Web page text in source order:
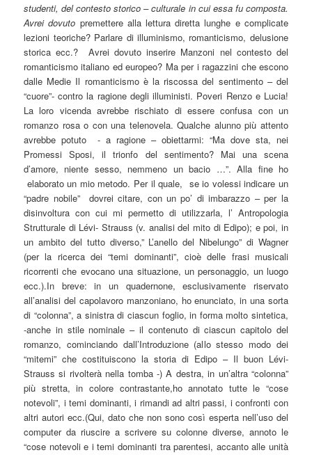
studenti, del contesto storico – culturale in cui essa fu composta.
Avrei dovuto premettere alla lettura diretta lunghe e complicate
lezioni teoriche? Parlare di illuminismo, romanticismo, delusione
storica ecc.? Avrei dovuto inserire Manzoni nel contesto del
romanticismo italiano ed europeo? Ma per i ragazzini che escono
dalle Medie Il romanticismo è la riscossa del sentimento – del
“cuore”- contro la ragione degli illuministi. Poveri Renzo e Lucia!
La loro vicenda avrebbe rischiato di essere confusa con un
romanzo rosa o con una telenovela. Qualche alunno più attento
avrebbe potuto - a ragione – obiettarmi: “Ma dove sta, nei
Promessi Sposi, il trionfo del sentimento? Mai una scena
d’amore, niente sesso, nemmeno un bacio …”. Alla fine ho
elaborato un mio metodo. Per il quale, se io volessi indicare un
“padre nobile” dovrei citare, con un po’ di imbarazzo – per la
disinvoltura con cui mi permetto di utilizzarla, l’ Antropologia
Strutturale di Lévi- Strauss (v. analisi del mito di Edipo); e poi, in
un ambito del tutto diverso,” L’anello del Nibelungo” di Wagner
(per la ricerca dei “temi dominanti”, cioè delle frasi musicali
ricorrenti che evocano una situazione, un personaggio, un luogo
ecc.).In breve: in un quadernone, esclusivamente riservato
all’analisi del capolavoro manzoniano, ho enunciato, in una sorta
di “colonna”, a sinistra di ciascun foglio, in forma molto sintetica,
-anche in stile nominale – il contenuto di ciascun capitolo del
romanzo, cominciando dall’Introduzione (allo stesso modo dei
“mitemi” che costituiscono la storia di Edipo – Il buon Lévi-
Strauss si rivolterà nella tomba -) A destra, in un’altra “colonna”
più stretta, in colore contrastante,ho annotato tutte le “cose
notevoli”, i temi dominanti, i rimandi ad altri passi, i confronti con
altri autori ecc.(Qui, dato che non sono così esperta nell’uso del
computer da riuscire a scrivere su colonne diverse, annoto le
“cose notevoli e i temi dominanti tra parentesi, accanto alle unità